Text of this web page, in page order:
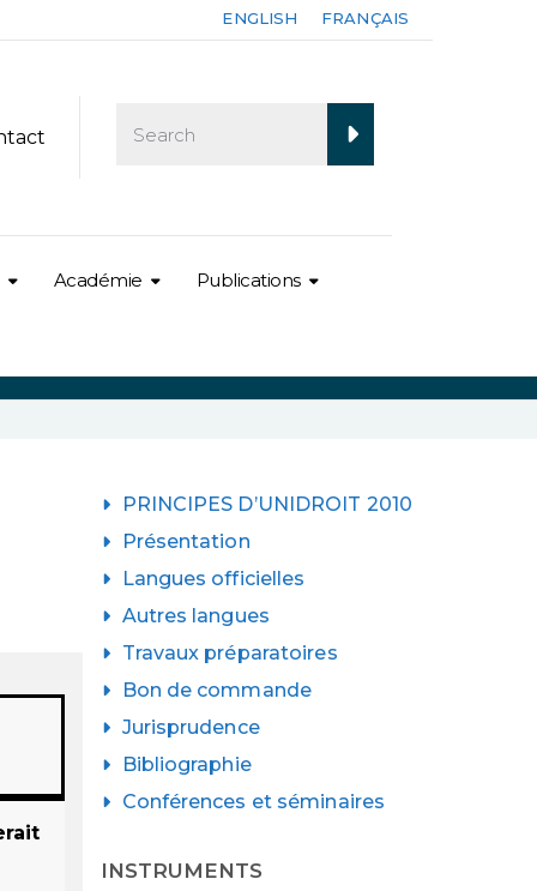
ENGLISH FRANÇAIS
Académie Publications
PRINCIPES D’UNIDROIT 2010
Présentation
Langues officielles
Autres langues
Travaux préparatoires
Bon de commande
Jurisprudence
Bibliographie
Conférences et séminaires
INSTRUMENTS